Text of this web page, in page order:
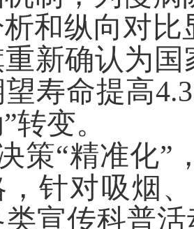
和纵向对
新确认为
寿命提高4.
”转变。
策“精准化”
针对吸烟
类宣传科普